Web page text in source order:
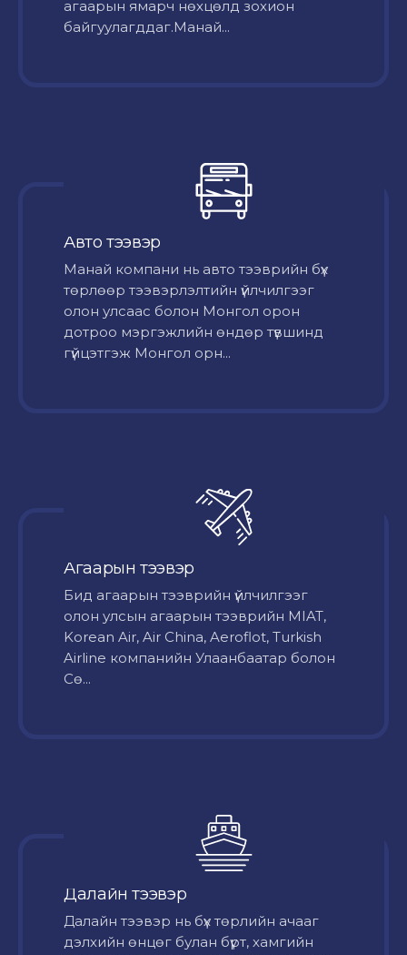
агаарын ямарч нөхцөлд зохион
байгуулагддаг.Манай...
Авто тээвэр
Mанай компани нь авто тээврийн бүх
төрлөөр тээвэрлэлтийн үйлчилгээг
олон улсаас болон Монгол орон
дотроо мэргэжлийн өндөр түвшинд
гүйцэтгэж Монгол орн...
Агаарын тээвэр
Бид агаарын тээврийн үйлчилгээг
олон улсын агаарын тээврийн MIAT,
Korean Air, Air China, Aeroflot, Turkish
Airline компанийн Улаанбаатар болон
Сө...
Далайн тээвэр
Далайн тээвэр нь бүх төрлийн ачааг
дэлхийн өнцөг булан бүрт, хамгийн